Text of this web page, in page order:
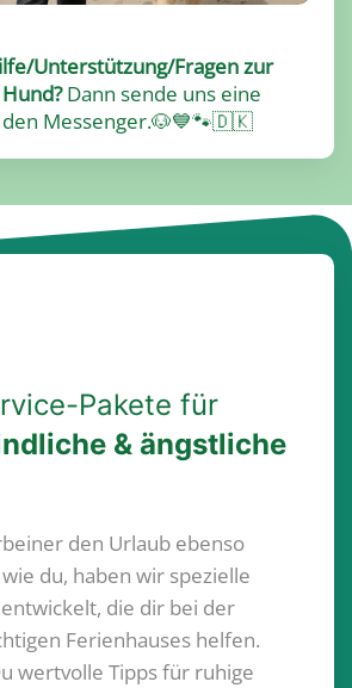
Unterstützung/Fragen zur
Dann sende uns eine
Messenger.🐶💙🐾🇩🇰
Pakete für
& ängstliche
den Urlaub ebenso
du, haben wir spezielle
die dir bei der
Ferienhauses helfen.
wertvolle Tipps für ruhige